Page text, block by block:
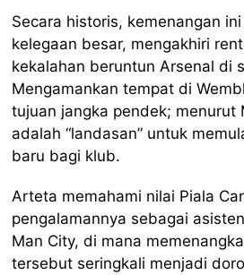
Secara historis, kemenangan
kelegaan besar, mengakhiri
kekalahan beruntun Arsenal di
Mengamankan tempat di
tujuan jangka pendek; menurut
adalah “landasan” untuk
baru bagi klub.
Arteta memahami nilai Piala
pengalamannya sebagai
Man City, di mana
tersebut seringkali menjadi